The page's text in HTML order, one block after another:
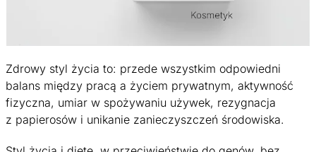
Zdrowy styl życia to: przede wszystkim odpowiedni
balans między pracą a życiem prywatnym, aktywność
fizyczna, umiar w spożywaniu używek, rezygnacja
z papierosów i unikanie zanieczyszczeń środowiska.